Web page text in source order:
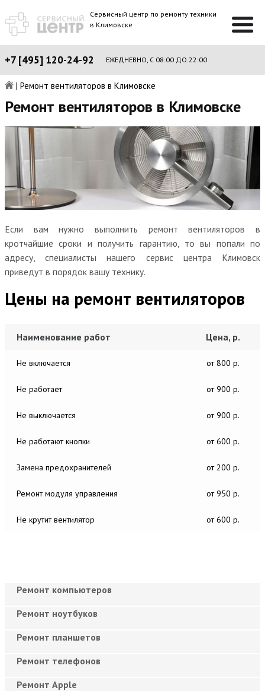
Сервисный центр по ремонту техники
в Климовске
+7 [495] 120-24-92 ЕЖЕДНЕВНО, С 08:00 ДО 22:00
| Ремонт вентиляторов в Климовске
Ремонт вентиляторов в Климовске
Если вам нужно выполнить ремонт вентиляторов в
кротчайшие сроки и получить гарантию, то вы попали по
адресу, специалисты нашего сервис центра Климовск
приведут в порядок вашу технику.
Цены на ремонт вентиляторов
Наименование работ Цена, р.
Не включается от 800 р.
Не работает от 900 р.
Не выключается от 900 р.
Не работают кнопки от 600 р.
Замена предохранителей от 200 р.
Ремонт модуля управления от 950 р.
Не крутит вентилятор от 600 р.
Ремонт компьютеров
Ремонт ноутбуков
Ремонт планшетов
Ремонт телефонов
Ремонт Apple